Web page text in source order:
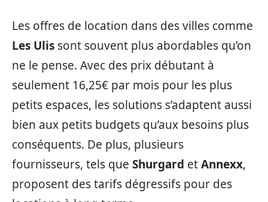
Les offres de location dans des villes comme
Les Ulis sont souvent plus abordables qu’on
ne le pense. Avec des prix débutant à
seulement 16,25€ par mois pour les plus
petits espaces, les solutions s’adaptent aussi
bien aux petits budgets qu’aux besoins plus
conséquents. De plus, plusieurs
fournisseurs, tels que Shurgard etAnnexx,
proposent des tarifs dégressifs pour des